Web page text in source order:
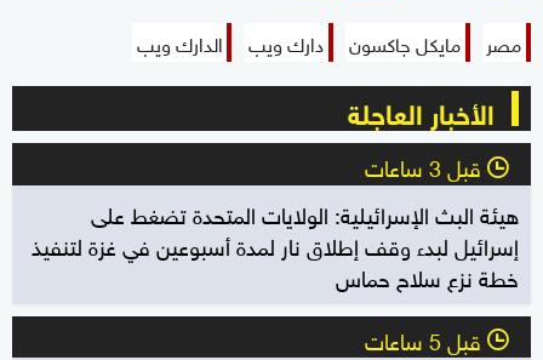
مصر مايكل جاكسون دارك ويب الدارك ويب
الأخبار العاجلة
l قبل 3 ساعات
هيئة البث الإسرائيلية: الولايات المتحدة تضغط على
إسرائيل لبدء وقف إطلاق نار لمدة أسبوعين في غزة لتنفيذ
خطة نزع سلاح حماس
l قبل 5 ساعات